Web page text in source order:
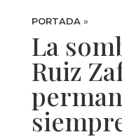
PORTADA »
La
Ruiz